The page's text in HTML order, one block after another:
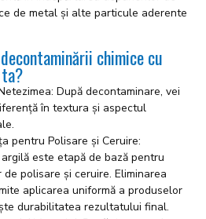
de metal și alte particule aderente
chimice cu
După decontaminare, vei
în textura și aspectul
pentru Polisare și Ceruire:
este etapă de bază pentru
polisare și ceruire. Eliminarea
aplicarea uniformă a produselor
durabilitatea rezultatului final.